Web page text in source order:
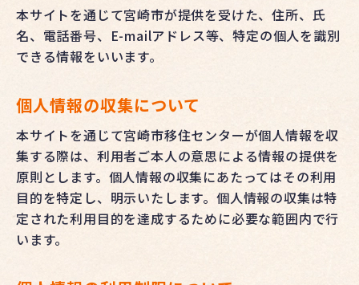
本サイトを通じて宮崎市が提供を受けた、住所、氏
名、電話番号、E-mailアドレス等、特定の個人を識別
できる情報をいいます。
個人情報の収集について
本サイトを通じて宮崎市移住センターが個人情報を収
集する際は、利用者ご本人の意思による情報の提供を
原則とします。個人情報の収集にあたってはその利用
目的を特定し、明示いたします。個人情報の収集は特
定された利用目的を達成するために必要な範囲内で行
います。